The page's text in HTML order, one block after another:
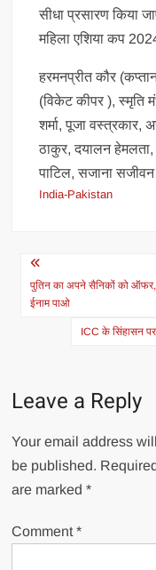
सीधा प्रसारण किया
महिला एशिया कप
हरमनप्रीत कौर
(विकेट कीपर ), स्मृति
शर्मा, पूजा वस्त्रकार,
ठाकुर, दयालन हेमलता,
पाटिल, सजाना सजीवन
India-Pakistan
Post
navigation
पुतिन का अपने सैनिकों को ऑफर,
ईनाम पाओ
ICC के सिंहासन
Leave a Reply
Your email address
be published.
are marked*
Comment*